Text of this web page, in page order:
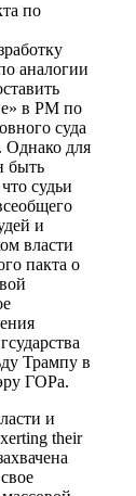
по
аналогии
в РМ по
суда
Однако для
быть
судьи
и
власти
пакта о
Трампу в
ГОРа.
и
their